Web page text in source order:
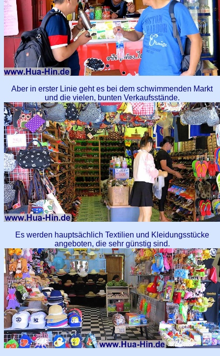
Aber in erster Linie geht es bei dem schwimmenden Markt
und die vielen, bunten Verkaufsstände.
Es werden hauptsächlich Textilien und Kleidungsstücke
angeboten, die sehr günstig sind.